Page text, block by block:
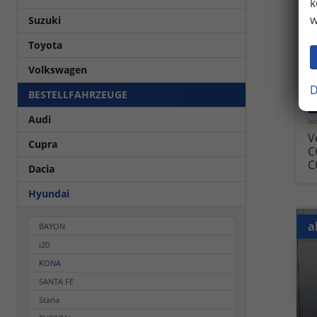
Suzuki
Toyota
Volkswagen
BESTELLFAHRZEUGE
Audi
Cupra
Dacia
Hyundai
BAYON
i20
KONA
SANTA FE
Staria